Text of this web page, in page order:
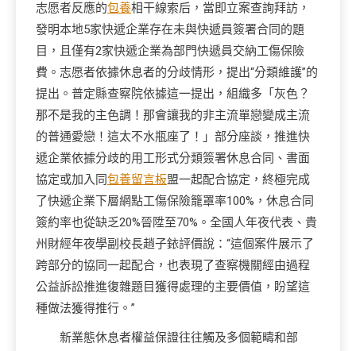
志愿者反應的包養相干線索后，當即立案查詢拜訪，
發明本地5家快遞企業存在未與快遞員簽署合同的題
目，且僅有2家快遞企業為部門快遞員交納工傷保險
費。志愿者依據休息者的分歧情形，提出“分類維護”的
提出。普定縣查察院依據這一提出，組織多「灰色？
那不是我的主色調！那會讓我的非主流單戀變成主流
的普通愛戀！這太不水瓶座了！」部分座談，推進快
遞企業依據分歧的用工形式分類簽署休息合同、書面
協定或加入同包養留言板盟一起配合協定，終極完成
了快遞企業下層網點工傷保險籠罩率100%，休息合同
簽約率也從缺乏20%晉陞至70%。全國人年夜代表、貴
州財經年夜學副校長趙子銥評價說：“這個案件展示了
跨部分的協同一起配合，也表現了查察機關經由過程
公益訴訟推進復雜題目獲得處理的主要價值，盼望這
種做法獲得推行。”
新業態休息者權益保證往往觸及多個範疇和部